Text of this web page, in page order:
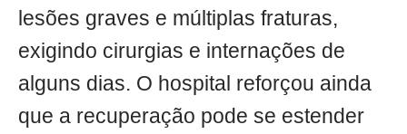
lesões graves e múltiplas fraturas,
exigindo cirurgias e internações de
alguns dias. O hospital reforçou ainda
que a recuperação pode se estender